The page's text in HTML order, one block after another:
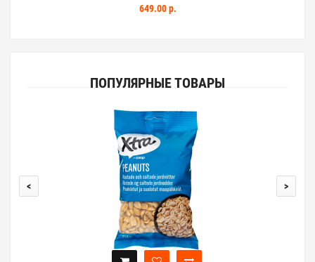
Caramel centres keksi 144г
649.00 р.
ПОПУЛЯРНЫЕ ТОВАРЫ
< >